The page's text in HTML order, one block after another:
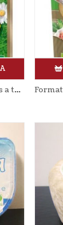
Formatge de cabra mantegós a talls 100 gr ANDECHSER NATUR